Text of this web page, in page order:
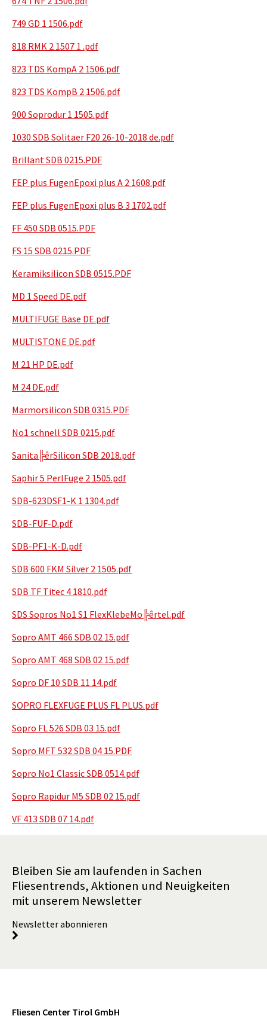
749 GD 1 1506.pdf
818 RMK 2 1507 1 .pdf
823 TDS KompA 2 1506.pdf
823 TDS KompB 2 1506.pdf
900 Soprodur 1 1505.pdf
1030 SDB Solitaer F20 26-10-2018 de.pdf
Brillant SDB 0215.PDF
FEP plus FugenEpoxi plus A 2 1608.pdf
FEP plus FugenEpoxi plus B 3 1702.pdf
FF 450 SDB 0515.PDF
FS 15 SDB 0215.PDF
Keramiksilicon SDB 0515.PDF
MD 1 Speed DE.pdf
MULTIFUGE Base DE.pdf
MULTISTONE DE.pdf
M 21 HP DE.pdf
M 24 DE.pdf
Marmorsilicon SDB 0315.PDF
No1 schnell SDB 0215.pdf
Sanita╠êrSilicon SDB 2018.pdf
Saphir 5 PerlFuge 2 1505.pdf
SDB-623DSF1-K 1 1304.pdf
SDB-FUF-D.pdf
SDB-PF1-K-D.pdf
SDB 600 FKM Silver 2 1505.pdf
SDB TF Titec 4 1810.pdf
SDS Sopros No1 S1 FlexKlebeMo╠êrtel.pdf
Sopro AMT 466 SDB 02 15.pdf
Sopro AMT 468 SDB 02 15.pdf
Sopro DF 10 SDB 11 14.pdf
SOPRO FLEXFUGE PLUS FL PLUS.pdf
Sopro FL 526 SDB 03 15.pdf
Sopro MFT 532 SDB 04 15.PDF
Sopro No1 Classic SDB 0514.pdf
Sopro Rapidur M5 SDB 02 15.pdf
VF 413 SDB 07 14.pdf
Bleiben Sie am laufenden in Sachen
Fliesentrends, Aktionen und Neuigkeiten
mit unserem Newsletter
Newsletter abonnieren
Fliesen Center Tirol GmbH